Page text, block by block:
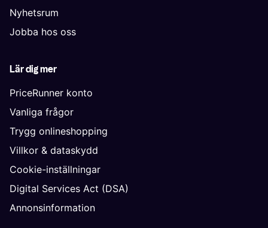
Nyhetsrum
Jobba hos oss
Lär dig mer
PriceRunner konto
Vanliga frågor
Trygg onlineshopping
Villkor & dataskydd
Cookie-inställningar
Digital Services Act (DSA)
Annonsinformation